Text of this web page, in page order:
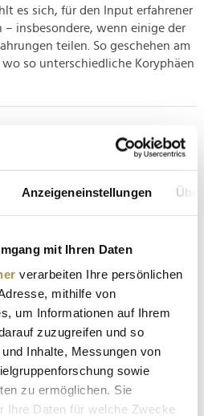
Anzeigeneinstellungen
mit Ihren Daten
verarbeiten Ihre persönlichen
mithilfe von
um Informationen auf Ihrem
zuzugreifen und so
Inhalte, Messungen von
sowie
zu ermöglichen. Sie
Ihre Daten für welche Zwecke
es sich, für den Input erfahrener
insbesondere, wenn einige der
teilen. So geschehen am
so unterschiedliche Koryphäen
Konzept und
Fernsehens warten noch bis
neben einer langerwarteten
Höhle der Löwen"
pitchen aufstrebende